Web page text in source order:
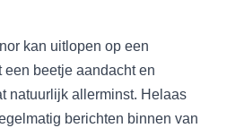
kan uitlopen op een
een beetje aandacht en
natuurlijk allerminst. Helaas
berichten binnen van